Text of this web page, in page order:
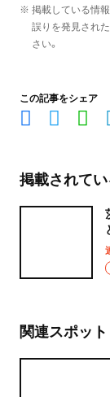
※ 掲載している情
誤りを発見され
さい。
この記事をシェア
掲載されて
関連スポット